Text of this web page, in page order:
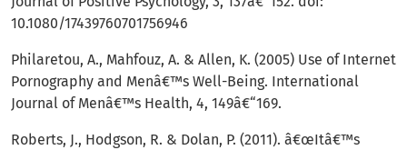
10.1080/17439760701756946
Philaretou, A., Mahfouz, A. & Allen, K. (2005) Use of Internet
Pornography and Menâ€™s Well-Being. International
Journal of Menâ€™s Health, 4, 149â€“169.
Roberts, J., Hodgson, R. & Dolan, P. (2011). â€œItâ€™s